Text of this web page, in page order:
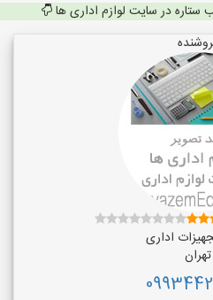
ستاره در سایت لوازم اداری ها
اداری
تهران